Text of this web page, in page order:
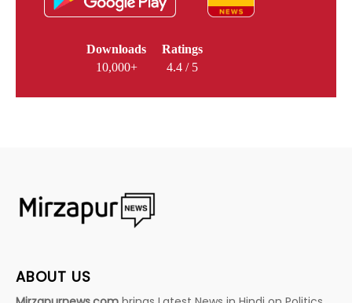
Downloads
10,000+
Ratings
4.4 / 5
ABOUT US